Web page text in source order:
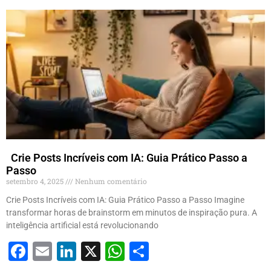
Crie Posts Incríveis com IA: Guia Prático Passo a
Passo
setembro 4, 2025
Nenhum comentário
Crie Posts Incríveis com IA: Guia Prático Passo a Passo Imagine
transformar horas de brainstorm em minutos de inspiração pura. A
inteligência artificial está revolucionando
Facebook
EmailLinkedIn
X WhatsApp